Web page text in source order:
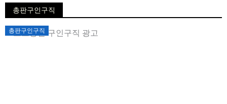
총판구인구직
총판구인구직
Posted
on